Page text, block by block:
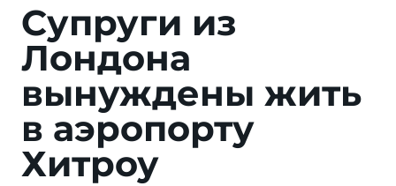
Супруги из
Лондона
вынуждены жить
в аэропорту
Хитроу